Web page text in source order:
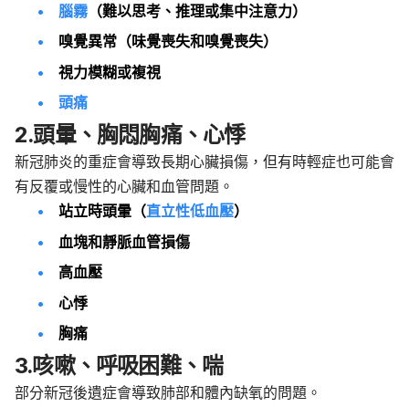
腦霧 （難以思考、推理或集中注意力）
嗅覺異常（味覺喪失和嗅覺喪失）
視力模糊或複視
頭痛
2.頭暈、胸悶胸痛、心悸
新冠肺炎的重症會導致長期心臟損傷，但有時輕症也可能會
有反覆或慢性的心臟和血管問題。
站立時頭暈（直立性低血壓）
血塊和靜脈血管損傷
高血壓
心悸
胸痛
3.咳嗽、呼吸困難、喘
部分新冠後遺症會導致肺部和體內缺氧的問題。